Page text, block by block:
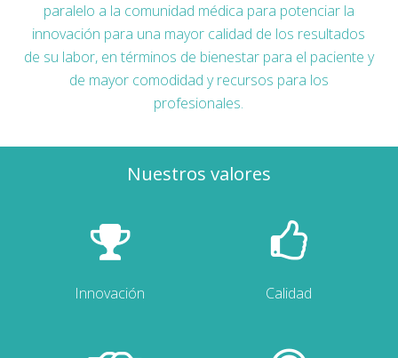
paralelo a la comunidad médica para potenciar la
innovación para una mayor calidad de los resultados
de su labor, en términos de bienestar para el paciente y
de mayor comodidad y recursos para los
profesionales.
Nuestros valores
Innovación Calidad